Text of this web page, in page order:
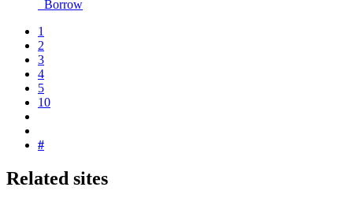
Borrow
1
2
3
4
5
10
#
Related sites